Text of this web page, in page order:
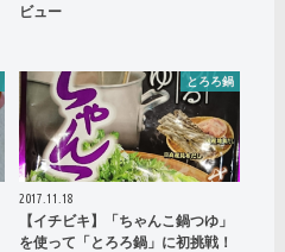
ビュー
とろろ鍋
2017.11.18
【イチビキ】「ちゃんこ鍋つゆ」
を使って「とろろ鍋」に初挑戦！